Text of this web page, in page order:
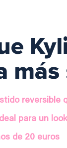
reversible
para un
de 20 euros